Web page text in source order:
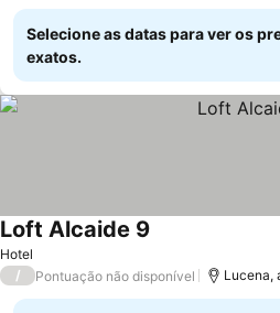
Selecione as datas para ver os
exatos.
Hotel
Loft Alcaide 9
/ Pontuação não disponível Lucena,